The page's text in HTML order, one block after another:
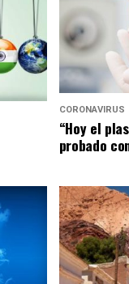
CORONAVIRUS
“Hoy el
probado